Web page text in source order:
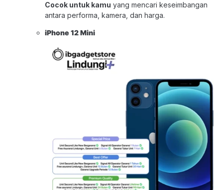
Cocok untuk kamu yang mencari keseimbangan
antara performa, kamera, dan harga.
iPhone 12 Mini